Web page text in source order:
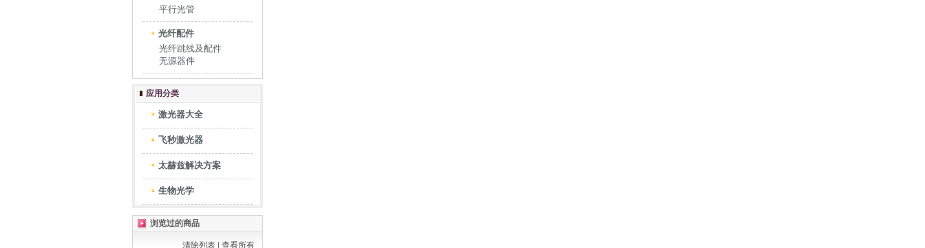
平行光管
光纤配件
光纤跳线及配件
无源器件
应用分类
激光器大全
飞秒激光器
太赫兹解决方案
生物光学
浏览过的商品
清除列表 查看所有